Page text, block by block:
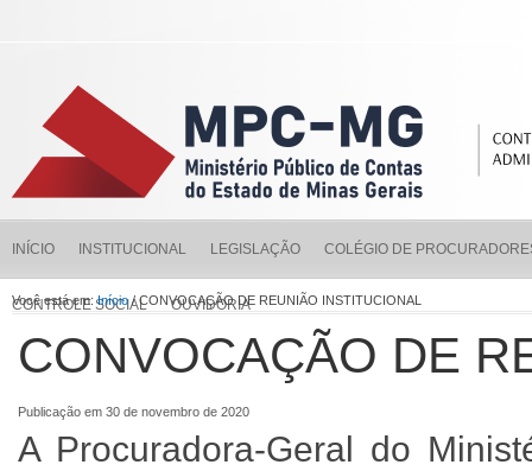
INÍCIO INSTITUCIONAL LEGISLAÇÃO COLÉGIO DE
CONTROLE SOCIAL OUVIDORIA
Você está em:Início/ CONVOCAÇÃO DE REUNIÃO INSTITUCIONAL
CONVOCAÇÃO DE
Publicação em 30 de novembro de 2020
A Procuradora-Geral do